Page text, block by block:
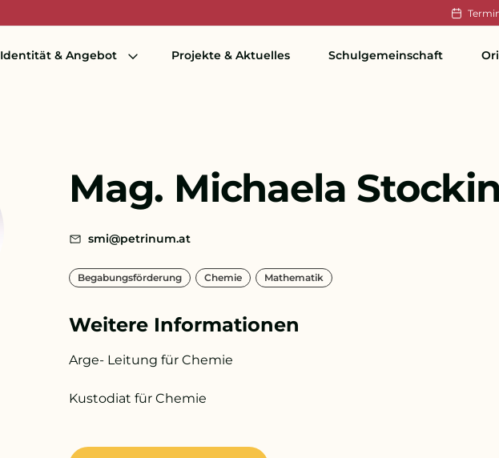
Identität & Angebot Projekte & Aktuelles Schulgemeinschaft
Mag. Michaela
smi@petrinum.at
Begabungs­förderung Chemie Mathematik
Weitere Informationen
Arge- Leitung für Chemie
Kustodiat für Chemie